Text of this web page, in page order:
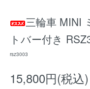
三輪車 MINI
トバー付き
rsz3003
15,800円(税込)